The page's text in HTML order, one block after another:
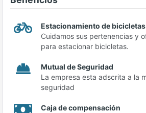
Estacionamiento de bicicletas
Cuidamos sus pertenencias y
para estacionar bicicletas.
Mutual de Seguridad
La empresa esta adscrita a la
seguridad
Caja de compensación